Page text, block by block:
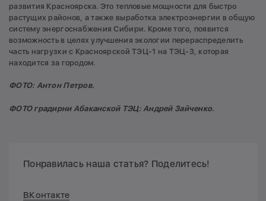
развития Красноярска. Это тепловые мощности для быстро
растущих районов, а также выработка электроэнергии в общую
систему энергоснабжения Сибири. Кроме того, появится
возможность в целях улучшения экологии перераспределить
часть нагрузки с Красноярской ТЭЦ-1 на ТЭЦ-3, которая
находится за городом.
ФОТО: Антон Петров.
ФОТО градирни Абаканской ТЭЦ: Андрей Зайченко.
Понравилась наша статья? Поделитесь!
ВКонтакте